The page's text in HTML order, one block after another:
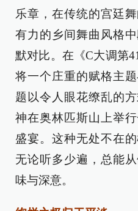
乐章，在传统的宫廷
有力的乡间舞曲风格
默对比。在《C大调第
将一个庄重的赋格主
题以令人眼花缭乱的
神在奥林匹斯山上举
盛宴。这种无处不在
无论听多少遍，总能
味与深意。